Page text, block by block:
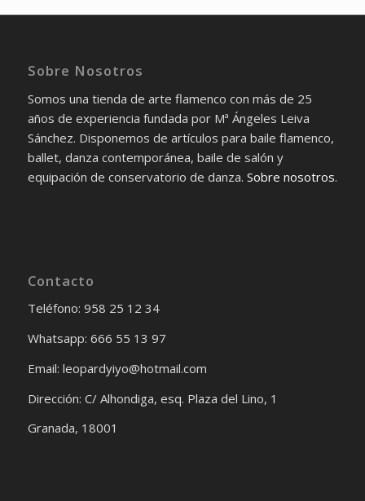
Sobre Nosotros
Somos una tienda de arte flamenco con más de 25
años de experiencia fundada por Mª Ángeles Leiva
Sánchez. Disponemos de artículos para baile flamenco,
ballet, danza contemporánea, baile de salón y
equipación de conservatorio de danza. Sobre nosotros.
Contacto
Teléfono: 958 25 12 34
Whatsapp: 666 55 13 97
Email: leopardyiyo@hotmail.com
Dirección: C/ Alhondiga, esq. Plaza del Lino, 1
Granada, 18001